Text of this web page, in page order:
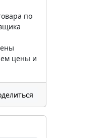
по
цены и